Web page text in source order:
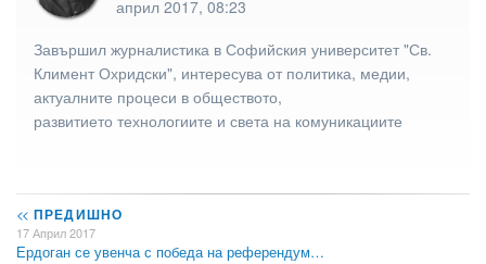
април 2017, 08:23
Завършил журналистика в Софийския университет "Св.
Климент Охридски", интересува от политика, медии,
актуалните процеси в обществото,
развитието технологиите и света на комуникациите
<< ПРЕДИШНО
17 Април 2017
Ердоган се увенча с победа на референдум…